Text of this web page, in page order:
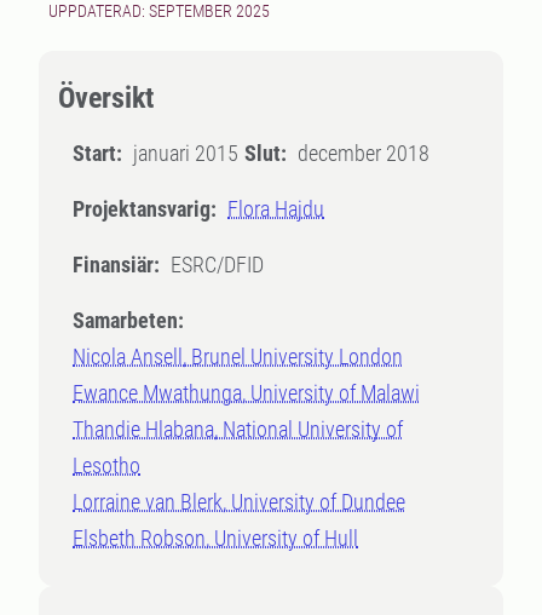
UPPDATERAD: SEPTEMBER 2025
Översikt
Start: januari 2015 Slut: december 2018
Projektansvarig: Flora Hajdu
Finansiär: ESRC/DFID
Samarbeten:
Nicola Ansell, Brunel University London
Ewance Mwathunga, University of Malawi
Thandie Hlabana, National University of
Lesotho
Lorraine van Blerk, University of Dundee
Elsbeth Robson, University of Hull